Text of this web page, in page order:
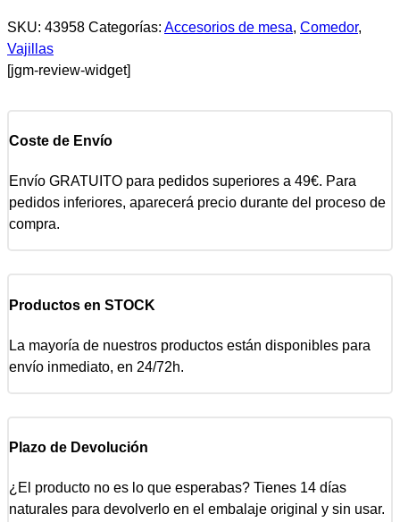
SKU: 43958 Categorías: Accesorios de mesa, Comedor,
Vajillas
[jgm-review-widget]
Coste de Envío
Envío GRATUITO para pedidos superiores a 49€. Para
pedidos inferiores, aparecerá precio durante del proceso de
compra.
Productos en STOCK
La mayoría de nuestros productos están disponibles para
envío inmediato, en 24/72h.
Plazo de Devolución
¿El producto no es lo que esperabas? Tienes 14 días
naturales para devolverlo en el embalaje original y sin usar.